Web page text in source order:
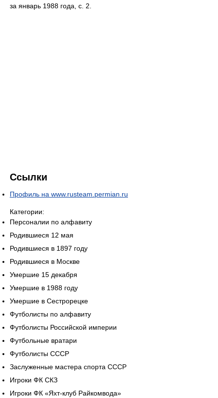
за январь 1988 года, с. 2.
Ссылки
Профиль на www.rusteam.permian.ru
Категории:
Персоналии по алфавиту
Родившиеся 12 мая
Родившиеся в 1897 году
Родившиеся в Москве
Умершие 15 декабря
Умершие в 1988 году
Умершие в Сестрорецке
Футболисты по алфавиту
Футболисты Российской империи
Футбольные вратари
Футболисты СССР
Заслуженные мастера спорта СССР
Игроки ФК СКЗ
Игроки ФК «Яхт-клуб Райкомвода»